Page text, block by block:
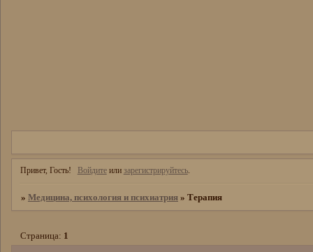
Привет, Гость! Войдитеили зарегистрируйтесь.
» Медицина, психология и психиатрия » Терапия
Страница: 1